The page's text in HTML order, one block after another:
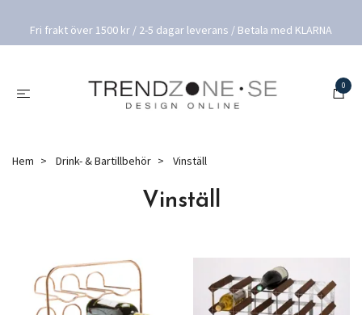
Fri frakt över 1500 kr / 2-5 dagar leverans / Betala med KLARNA
0
Hem Drink- & Bartillbehör Vinställ
Vinställ